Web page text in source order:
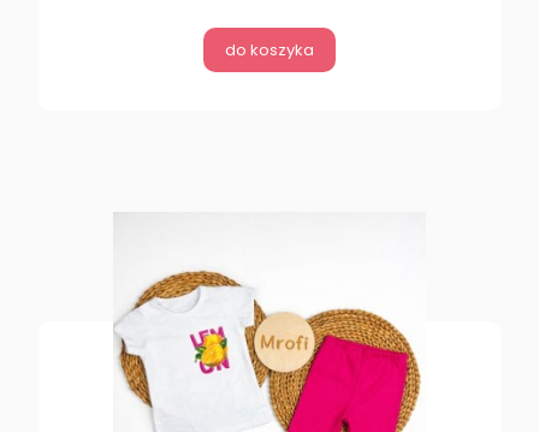
do koszyka